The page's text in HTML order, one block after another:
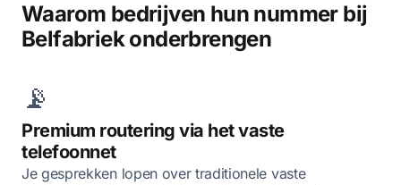
Waarom bedrijven hun nummer bij
Belfabriek onderbrengen
📡
Premium routering via het vaste
telefoonnet
Je gesprekken lopen over traditionele vaste